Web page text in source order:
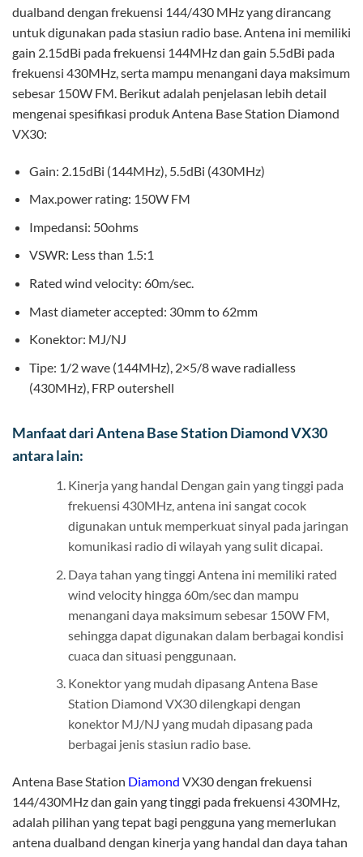
dualband dengan frekuensi 144/430 MHz yang dirancang
untuk digunakan pada stasiun radio base. Antena ini memiliki
gain 2.15dBi pada frekuensi 144MHz dan gain 5.5dBi pada
frekuensi 430MHz, serta mampu menangani daya maksimum
sebesar 150W FM. Berikut adalah penjelasan lebih detail
mengenai spesifikasi produk Antena Base Station Diamond
VX30:
Gain: 2.15dBi (144MHz), 5.5dBi (430MHz)
Max.power rating: 150W FM
Impedansi: 50ohms
VSWR: Less than 1.5:1
Rated wind velocity: 60m/sec.
Mast diameter accepted: 30mm to 62mm
Konektor: MJ/NJ
Tipe: 1/2 wave (144MHz), 2×5/8 wave radialless
(430MHz), FRP outershell
Manfaat dari Antena Base Station Diamond VX30
antara lain:
Kinerja yang handal Dengan gain yang tinggi pada
frekuensi 430MHz, antena ini sangat cocok
digunakan untuk memperkuat sinyal pada jaringan
komunikasi radio di wilayah yang sulit dicapai.
Daya tahan yang tinggi Antena ini memiliki rated
wind velocity hingga 60m/sec dan mampu
menangani daya maksimum sebesar 150W FM,
sehingga dapat digunakan dalam berbagai kondisi
cuaca dan situasi penggunaan.
Konektor yang mudah dipasang Antena Base
Station Diamond VX30 dilengkapi dengan
konektor MJ/NJ yang mudah dipasang pada
berbagai jenis stasiun radio base.
Antena Base Station Diamond VX30 dengan frekuensi
144/430MHz dan gain yang tinggi pada frekuensi 430MHz,
adalah pilihan yang tepat bagi pengguna yang memerlukan
antena dualband dengan kinerja yang handal dan daya tahan